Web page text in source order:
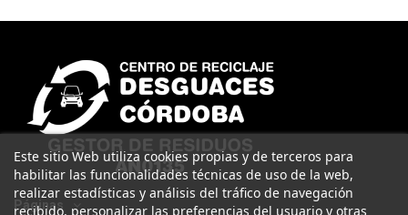
Páginas
Este sitio Web utiliza cookies propias y de terceros para
habilitar las funcionalidades técnicas de uso de la web,
realizar estadísticas y análisis del tráfico de navegación
recibido, personalizar las preferencias del usuario y otras